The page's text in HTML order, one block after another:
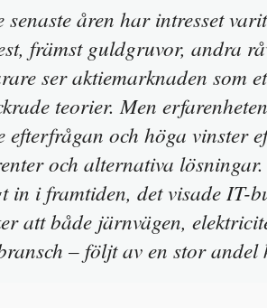
åren har intresset
främst guldgruvor, andra
ser aktiemarknaden som
teorier. Men
efterfrågan och höga vinster
och alternativa
in i framtiden, det visade IT-
att både järnvägen,
– följt av en stor andel